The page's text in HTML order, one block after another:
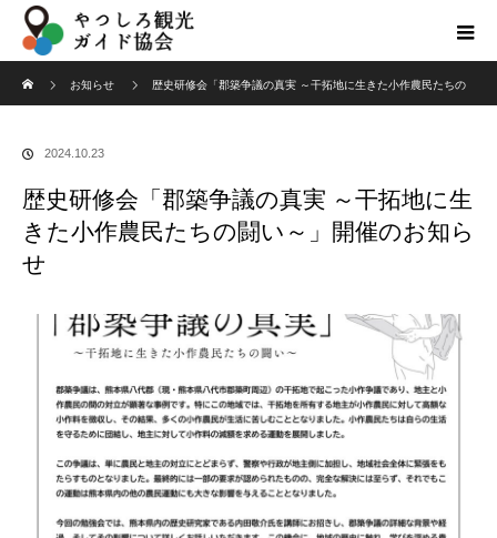
お知らせ
歴史研修会「郡築争議の真実 ～干拓地に生きた小作農民たちの
2024.10.23
歴史研修会「郡築争議の真実 ～干拓地に生
きた小作農民たちの闘い～」開催のお知ら
せ